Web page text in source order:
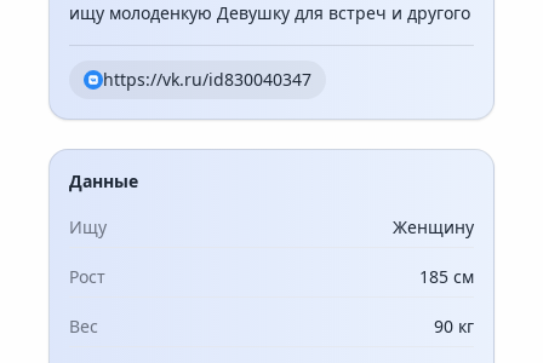
ищу молоденкую Девушку для встреч и другого
https://vk.ru/id830040347
Данные
Ищу
Женщину
Рост 185 см
Вес 90 кг